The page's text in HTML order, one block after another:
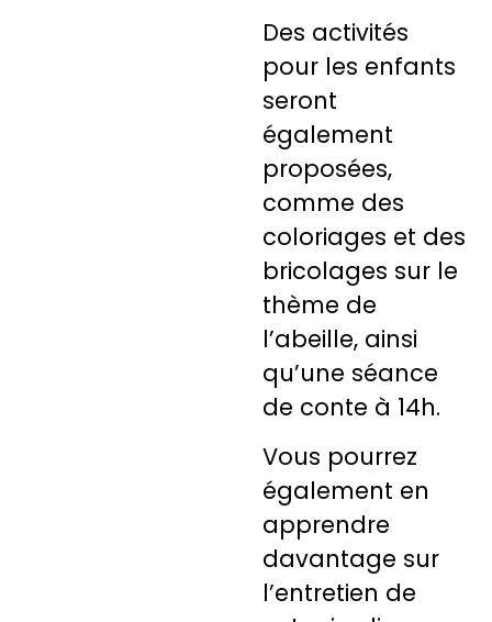
Des activités
pour les enfants
seront
également
proposées,
comme des
coloriages et des
bricolages sur le
thème de
l’abeille, ainsi
qu’une séance
de conte à 14h.
Vous pourrez
également en
apprendre
davantage sur
l’entretien de